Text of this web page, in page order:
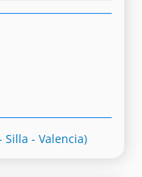
Silla - Valencia)